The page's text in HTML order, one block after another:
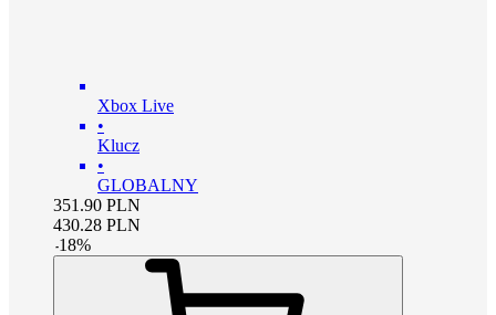
Xbox Live
•
Klucz
•
GLOBALNY
351.90 PLN
430.28 PLN
-18%